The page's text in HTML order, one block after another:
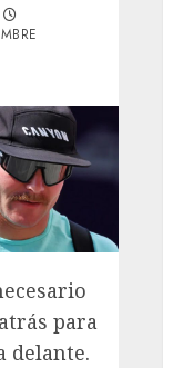
para
delante.